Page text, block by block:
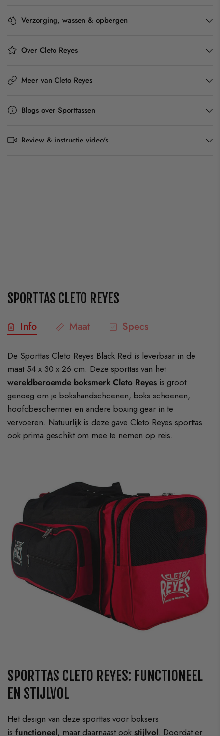
Verzorging, wassen & opbergen
Over Cleto Reyes
Meer van Cleto Reyes
Blogs over Sporttassen
Review & instructie video's
SPORTTAS CLETO REYES
Info Maat Specs
De Sporttas Cleto Reyes Black Red is leverbaar in de
maat 54 x 30 x 26 cm. Deze sporttas van het
wereldberoemde boksmerk Cleto Reyes is groot
genoeg om je bokshandschoenen, boks schoenen,
hoofdbeschermer en andere boxing gear in te
vervoeren. Natuurlijk is deze gave Cleto Reyes sporttas
ook prima geschikt om mee te nemen op reis.
SPORTTAS CLETO REYES: FUNCTIONEEL
EN STIJLVOL
Het design van deze sporttas voor boksers
isfunctioneel, maar daarnaast ookstijlvol. Doordat er